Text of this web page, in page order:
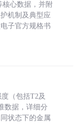
核心数据，并附
机制及典型应
子官方规格书
（包括T2及
数据，详细分
状态下的金属